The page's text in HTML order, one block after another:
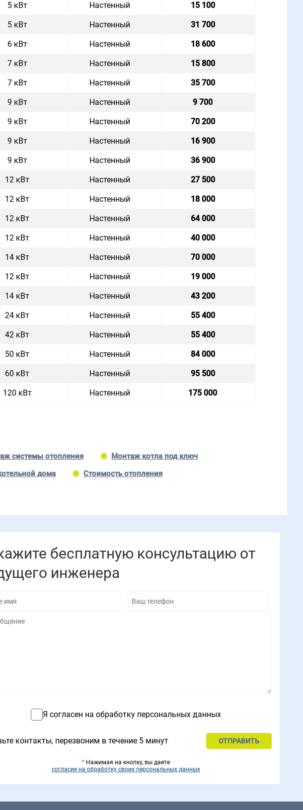
5 кВт Настенный 15 100
5 кВт Настенный 31 700
6 кВт Настенный 18 600
7 кВт Настенный 15 800
7 кВт Настенный 35 700
9 кВт Настенный 9 700
9 кВт Настенный 70 200
9 кВт Настенный 16 900
9 кВт Настенный 36 900
12 кВт Настенный 27 500
12 кВт Настенный 18 000
12 кВт Настенный 64 000
12 кВт Настенный 40 000
14 кВт Настенный 70 000
12 кВт Настенный 19 000
14 кВт Настенный 43 200
24 кВт Настенный 55 400
42 кВт Настенный 55 400
50 кВт Настенный 84 000
60 кВт Настенный 95 500
120 кВт Настенный 175 000
системы отопления
Монтаж котла под ключ
дома
Стоимость отопления
бесплатную консультацию от
инженера
Я согласен на обработку персональных данных
контакты, перезвоним в течение 5 минут
*Нажимая на кнопку, вы даете
согласие на обработку своих персональных данных